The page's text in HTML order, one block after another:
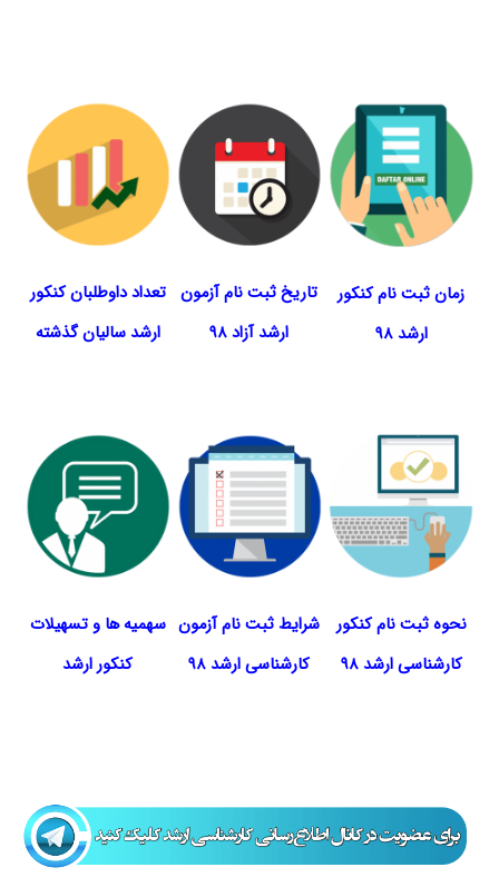
زمان ثبت نام کنکور
ارشد ۹۸
تاریخ ثبت نام آزمون
ارشد آزاد ۹۸
تعداد داوطلبان کنکور
ارشد سالیان گذشته
نحوه ثبت نام کنکور
کارشناسی ارشد ۹۸
شرایط ثبت نام آزمون
کارشناسی ارشد ۹۸
سهمیه ها و تسهیلات
کنکور ارشد